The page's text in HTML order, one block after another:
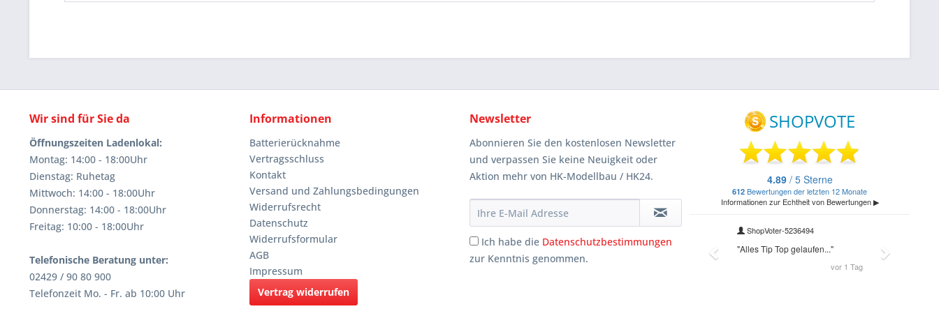
Wir sind für Sie da
Öffnungszeiten Ladenlokal:
Montag: 14:00 - 18:00Uhr
Dienstag: Ruhetag
Mittwoch: 14:00 - 18:00Uhr
Donnerstag: 14:00 - 18:00Uhr
Freitag: 10:00 - 18:00Uhr
Telefonische Beratung unter:
02429 / 90 80 900
Telefonzeit Mo. - Fr. ab 10:00 Uhr
Informationen
Batterierücknahme
Vertragsschluss
Kontakt
Versand und Zahlungsbedingungen
Widerrufsrecht
Datenschutz
Widerrufsformular
AGB
Impressum
Vertrag widerrufen
Newsletter
Abonnieren Sie den kostenlosen Newsletter
und verpassen Sie keine Neuigkeit oder
Aktion mehr von HK-Modellbau / HK24.
Ich habe die Datenschutzbestimmungen
zur Kenntnis genommen.